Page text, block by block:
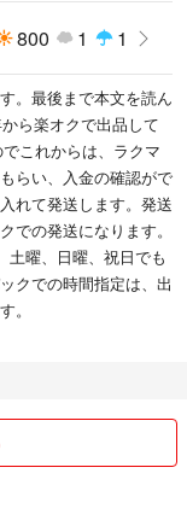
800 1 1
。最後まで本文を読ん
ら楽オクで出品して
これからは、ラクマ
らい、入金の確認がで
れて発送します。発送
での発送になります。
土曜、日曜、祝日でも
クでの時間指定は、出
。